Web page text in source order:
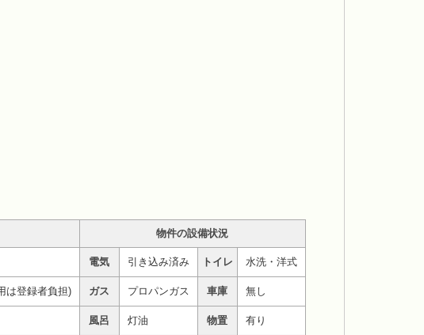
物件の設備状況
電気 引き込み済み トイレ 水洗・洋式
は登録者負担) ガス プロパンガス 車庫 無し
風呂 灯油 物置 有り